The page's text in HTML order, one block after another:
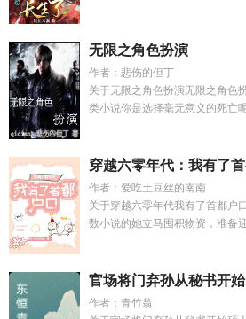
无限之角色扮演
作者：悲伤的但丁
关于无限之角色扮演无限之角色
类小说你是选择毫无意义的死亡
穿越六零年代：我有了首
作者：爱吃土豆丝的南南
关于穿越六零年代我有了首都户
数小说的她立马囤积物资，准备
官场将门弃孙从秘书开始
作者：青竹翁